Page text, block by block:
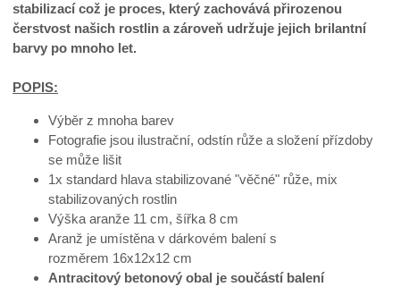
stabilizací což je proces, který zachovává přirozenou
čerstvost našich rostlin a zároveň udržuje jejich brilantní
barvy po mnoho let.
POPIS:
Výběr z mnoha barev
Fotografie jsou ilustrační, odstín růže a složení přízdoby
se může lišit
1x standard hlava stabilizované "věčné" růže, mix
stabilizovaných rostlin
Výška aranže 11 cm, šířka 8 cm
Aranž je umístěna v dárkovém balení s
rozměrem 16x12x12 cm
Antracitový betonový obal je součástí balení